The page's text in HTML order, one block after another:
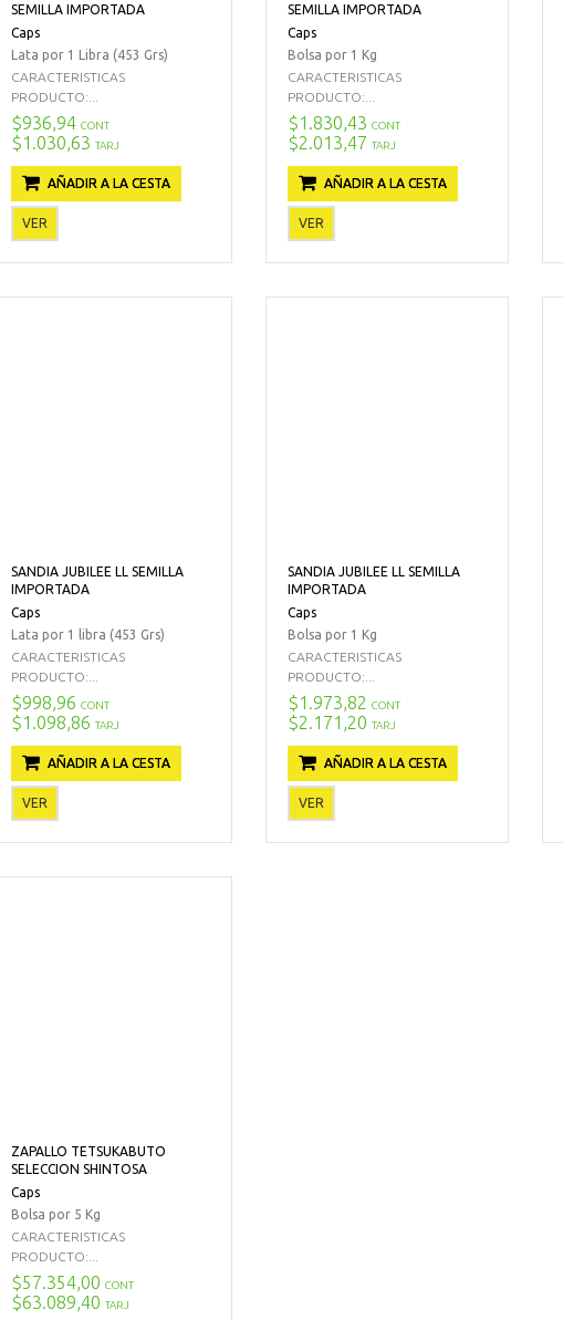
SEMILLA IMPORTADA
Caps
Lata por 1 Libra (453 Grs)
CARACTERISTICAS
PRODUCTO:...
$936,94 CONT
$1.030,63 TARJ
AÑADIR A LA CESTA
VER
SEMILLA IMPORTADA
Caps
Bolsa por 1 Kg
CARACTERISTICAS
PRODUCTO:...
$1.830,43 CONT
$2.013,47 TARJ
AÑADIR A LA CESTA
VER
SANDIA JUBILEE LL SEMILLA
IMPORTADA
Caps
Lata por 1 libra (453 Grs)
CARACTERISTICAS
PRODUCTO:...
$998,96 CONT
$1.098,86 TARJ
AÑADIR A LA CESTA
VER
SANDIA JUBILEE LL SEMILLA
IMPORTADA
Caps
Bolsa por 1 Kg
CARACTERISTICAS
PRODUCTO:...
$1.973,82 CONT
$2.171,20 TARJ
AÑADIR A LA CESTA
VER
ZAPALLO TETSUKABUTO
SELECCION SHINTOSA
Caps
Bolsa por 5 Kg
CARACTERISTICAS
PRODUCTO:...
$57.354,00 CONT
$63.089,40 TARJ